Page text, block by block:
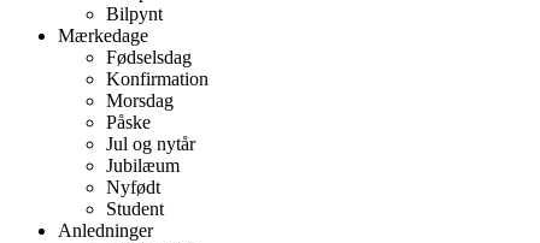
Bilpynt
Mærkedage
Fødselsdag
Konfirmation
Morsdag
Påske
Jul og nytår
Jubilæum
Nyfødt
Student
Anledninger